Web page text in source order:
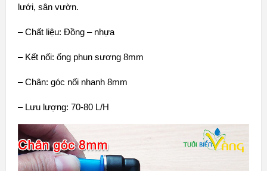
lưới, sân vườn.
– Chất liệu: Đồng – nhựa
– Kết nối: ống phun sương 8mm
– Chân: góc nối nhanh 8mm
– Lưu lượng: 70-80 L/H